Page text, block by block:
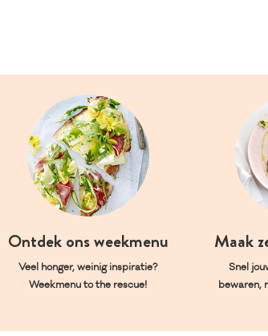
Ontdek ons weekmenu
Veel honger, weinig inspiratie?
Weekmenu to the rescue!
Maak
Snel
bewaren,